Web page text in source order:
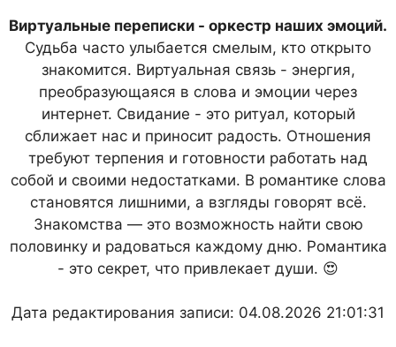
Виртуальные переписки - оркестр наших эмоций.
Судьба часто улыбается смелым, кто открыто
знакомится. Виртуальная связь - энергия,
преобразующаяся в слова и эмоции через
интернет. Свидание - это ритуал, который
сближает нас и приносит радость. Отношения
требуют терпения и готовности работать над
собой и своими недостатками. В романтике слова
становятся лишними, а взгляды говорят всё.
Знакомства — это возможность найти свою
половинку и радоваться каждому дню. Романтика
- это секрет, что привлекает души. 😍
Дата редактирования записи: 04.08.2026 21:01:31